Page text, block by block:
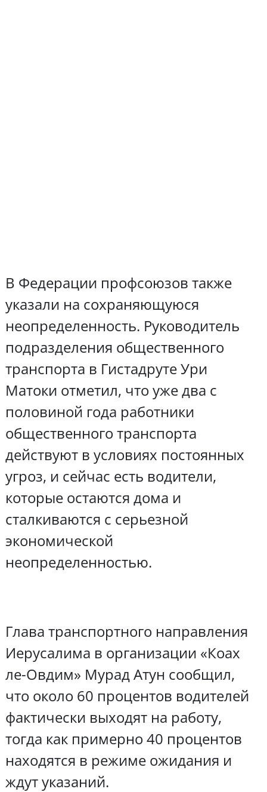
В Федерации профсоюзов также
указали на сохраняющуюся
неопределенность. Руководитель
подразделения общественного
транспорта в Гистадруте Ури
Матоки отметил, что уже два с
половиной года работники
общественного транспорта
действуют в условиях постоянных
угроз, и сейчас есть водители,
которые остаются дома и
сталкиваются с серьезной
экономической
неопределенностью.
Глава транспортного направления
Иерусалима в организации «Коах
ле-Овдим» Мурад Атун сообщил,
что около 60 процентов водителей
фактически выходят на работу,
тогда как примерно 40 процентов
находятся в режиме ожидания и
ждут указаний.